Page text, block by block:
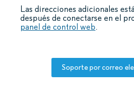
Las direcciones adicionales
después de conectarse en el
panel de control web.
Soporte por correo